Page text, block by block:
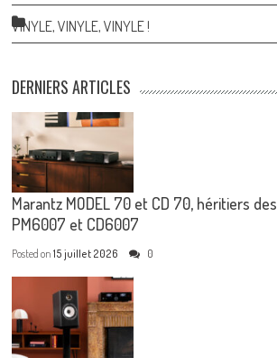
VINYLE, VINYLE, VINYLE !
DERNIERS ARTICLES
Marantz MODEL 70 et CD 70, héritiers des
PM6007 et CD6007
Posted on15 juillet 2026 0